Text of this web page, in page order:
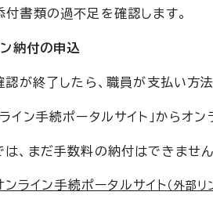
付書類の過不足を確認します。
ン納付の申込
認が終了したら、職員が支払い方
ライン手続ポータルサイト」からオ
、まだ手数料の納付はできません
ンライン手続ポータルサイト （外部リ